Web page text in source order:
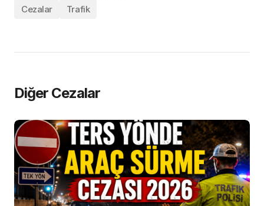
Cezalar Trafik
Diğer Cezalar